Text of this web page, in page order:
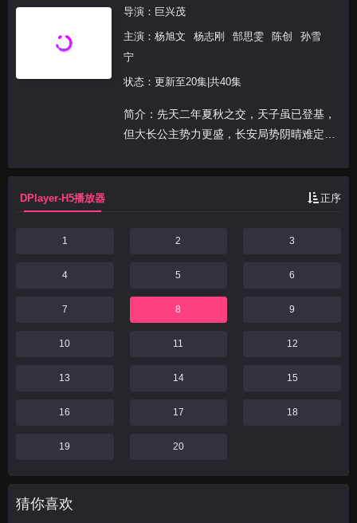
导演： 巨兴茂
主演： 杨旭文 杨志刚 郜思雯 陈创
孙雪
宁
状态：更新至20集|共40集
简介：先天二年夏秋之交，天子虽已登基，
但大长公主势力更盛，长安局势阴晴难定。
饰），奉命带着由裴喜君、费鸡师、樱桃和
薛环组成的探案小队，以护送康国所献金桃
DPlayer-H5播放器 正序
1 2 3
4 5 6
7 8 9
10 11 12
13 14 15
16 17 18
19 20
猜你喜欢